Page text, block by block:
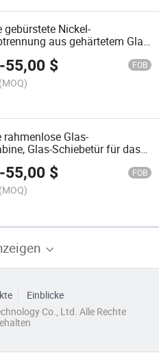
gebürstete Nickel-
aus gehärtetem Glas,
-55,00 $ FOB
(MOQ)
rahmenlose Glas-
Glas-Schiebetür für das
-55,00 $ FOB
(MOQ)
Einblicke
Co., Ltd. Alle Rechte